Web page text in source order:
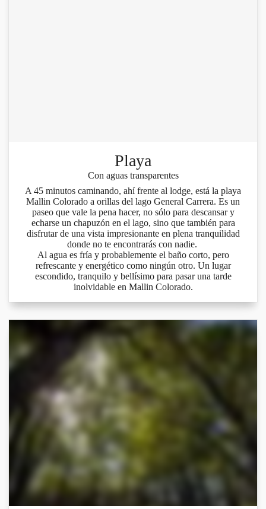
Playa
Con aguas transparentes
A 45 minutos caminando, ahí frente al lodge, está la playa
Mallin Colorado a orillas del lago General Carrera. Es un
paseo que vale la pena hacer, no sólo para descansar y
echarse un chapuzón en el lago, sino que también para
disfrutar de una vista impresionante en plena tranquilidad
donde no te encontrarás con nadie.
Al agua es fría y probablemente el baño corto, pero
refrescante y energético como ningún otro. Un lugar
escondido, tranquilo y bellísimo para pasar una tarde
inolvidable en Mallin Colorado.